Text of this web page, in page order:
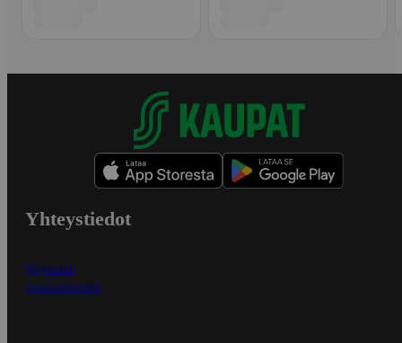
Yhteystiedot
Myymälät
Asiakaspalvelu